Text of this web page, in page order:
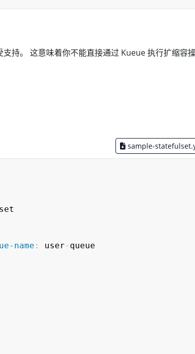
持。 这意味着你不能直接通过 Kueue 执行扩缩容
sample-
name : user -